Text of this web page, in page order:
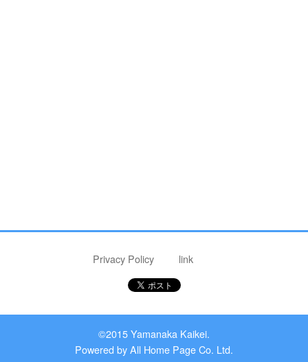
Privacy Policy link
©2015 Yamanaka Kaikei.
Powered byAll Home Page Co. Ltd.